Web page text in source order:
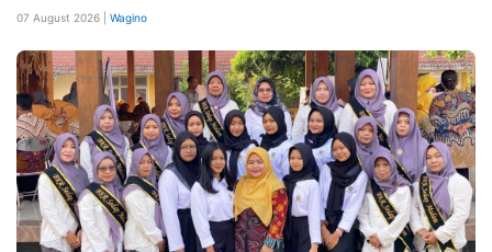
07 August 2026 | Wagino